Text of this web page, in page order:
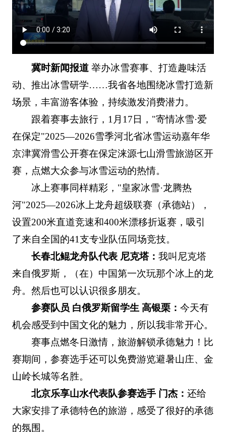
冀时新闻报道 举办冰雪赛事、打造趣味活
动、推出冰雪研学……我省各地围绕冰雪打造新
场景，丰富游客体验，持续激发消费潜力。
跟着赛事去旅行，1月17日，"寄情冰雪·爱
在保定"2025—2026雪季河北省冰雪运动嘉年华
京津冀滑雪公开赛在保定涞源七山滑雪旅游区开
赛，点燃大众参与冰雪运动的热情。
冰上赛事同样精彩，"皇家冰雪·龙腾热
河"2025—2026冰上龙舟超级联赛（承德站），
设置200米直道竞速和400米漂移折返赛，吸引
了来自全国的41支专业队伍同场竞技。
长春北鲲龙舟队代表 尼克塔：我叫尼克塔
来自俄罗斯，（在）中国第一次玩那个冰上的龙
舟。然后也可以认识很多朋友。
参赛队员 白俄罗斯留学生 高银栗：今天有
机会感受到中国文化的魅力，所以我非常开心。
赛事点燃冬日激情，旅游解锁承德魅力！比
赛期间，参赛选手还可以免费游览避暑山庄、金
山岭长城等名胜。
北京乐享山水代表队参赛选手 门杰：还给
大家安排了承德特色的旅游，感受了很好的承德
的氛围。